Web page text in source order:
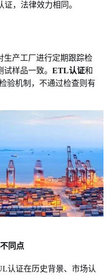
，法律效力相同。
生产工厂进行定期跟踪检
试样品一致。ETL认证和
验机制，不通过检查则有
同点
认证在历史背景、市场认